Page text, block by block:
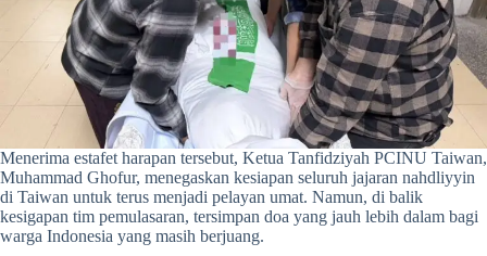
Menerima estafet harapan tersebut, Ketua Tanfidziyah PCINU Taiwan,
Muhammad Ghofur, menegaskan kesiapan seluruh jajaran nahdliyyin
di Taiwan untuk terus menjadi pelayan umat. Namun, di balik
kesigapan tim pemulasaran, tersimpan doa yang jauh lebih dalam bagi
warga Indonesia yang masih berjuang.